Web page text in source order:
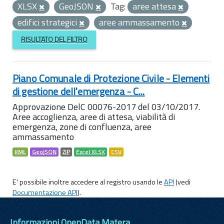
XLSX
GeoJSON Tag: aree attesa
edifici strategici
aree ammassamento
RISULTATO DEL FILTRO
Piano Comunale di Protezione Civile - Elementi
di gestione dell'emergenza - C...
Approvazione DelC 00076-2017 del 03/10/2017.
Aree accoglienza, aree di attesa, viabilità di
emergenza, zone di confluenza, aree
ammassamento
KML GeoJSON ZIP Excel XLSX CSV
E' possibile inoltre accedere al registro usando leAPI(vedi
Documentazione API).